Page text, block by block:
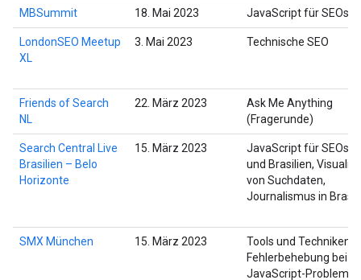
MBSummit 18. Mai 2023 JavaScript für SEOs
LondonSEO Meetup
XL
3. Mai 2023 Technische SEO
Friends of Search
NL
22. März 2023
Ask Me Anything
(Fragerunde)
Search Central Live
Brasilien – Belo
Horizonte
15. März 2023
JavaScript für SEOs,
und Brasilien,
von Suchdaten,
Journalismus in
SMX München 15. März 2023
Tools und Techniken
Fehlerbehebung bei
JavaScript-Problemen